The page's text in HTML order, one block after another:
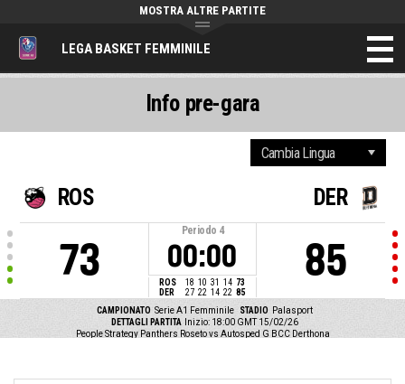
LEGA BASKET FEMMINILE
MOSTRA ALTRE PARTITE
ROS
73
Periodo 4
00:00
ROS 18 10 31 14 73
DER
27 22 14 22 85
DER
85
CAMPIONATO Serie A1 Femminile STADIO Palasport
DETTAGLI PARTITA
Inizio: 18:00 GMT 15/02/26
People Strategy Panthers Roseto vs Autosped G BCC Derthona
Info pre-gara